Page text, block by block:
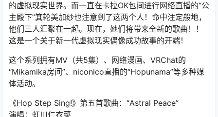
的虚拟现实世界。而一直在卡拉OK包间进行网络直播的“公
主殿下”箕轮美加纱也注意到了这两个人！命中注定般地，
他们三人汇聚在一起。现在，她们将带来全新的歌曲！！
这是一个关于新一代虚拟现实偶像成功故事的开端！
这个系列拥有MV（共5集）、网络漫画、VRChat的
“Mikamika房间”、niconico直播的“Hopunama”等多种媒
体活动。
《Hop Step Sing!》第五首歌曲：“Astral Peace”
演唱：虹川仁衣菜